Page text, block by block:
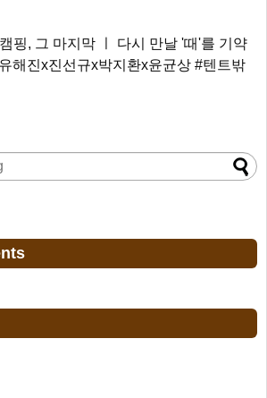
핑, 그 마지막 ㅣ 다시 만날 '때'를 기약
해진x진선규x박지환x윤균상 #텐트밖